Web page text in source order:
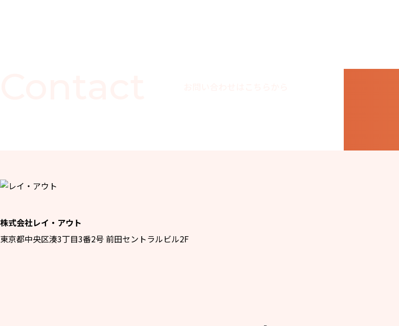
株式会社レイ・アウト
東京都中央区湊3丁目3番2号 前田セントラルビル2F